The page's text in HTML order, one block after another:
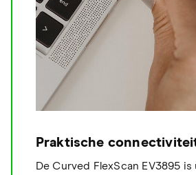
Praktische
De Curved FlexScan EV3895